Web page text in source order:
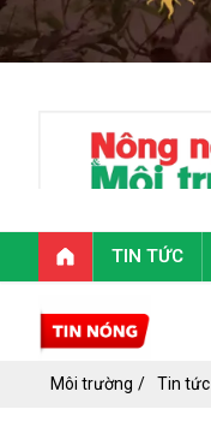
TIN TỨC
Môi trường Tin tức